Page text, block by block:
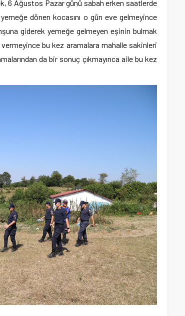
6 Ağustos Pazar günü sabah erken saatlerde
dönen kocasını o gün eve gelmeyince
giderek yemeğe gelmeyen eşinin bulmak
bu kez aramalara mahalle sakinleri
da bir sonuç çıkmayınca aile bu kez